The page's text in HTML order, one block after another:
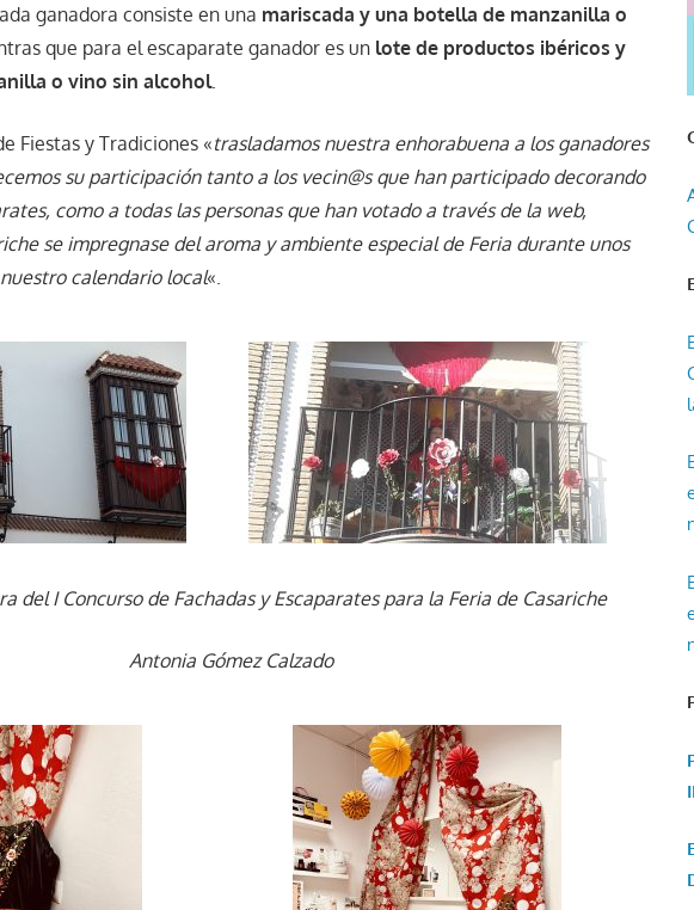
ganadora consiste en una mariscada y una botella de manzanilla o
que para el escaparate ganador es un lote de productos ibéricos y
o vino sin alcohol.
Fiestas y Tradiciones «trasladamos nuestra enhorabuena a los ganadores
su participación tanto a los vecin@s que han participado decorando
como a todas las personas que han votado a través de la web,
se impregnase del aroma y ambiente especial de Feria durante unos
calendario local«.
del I Concurso de Fachadas y Escaparates para la Feria de Casariche
Antonia Gómez Calzado